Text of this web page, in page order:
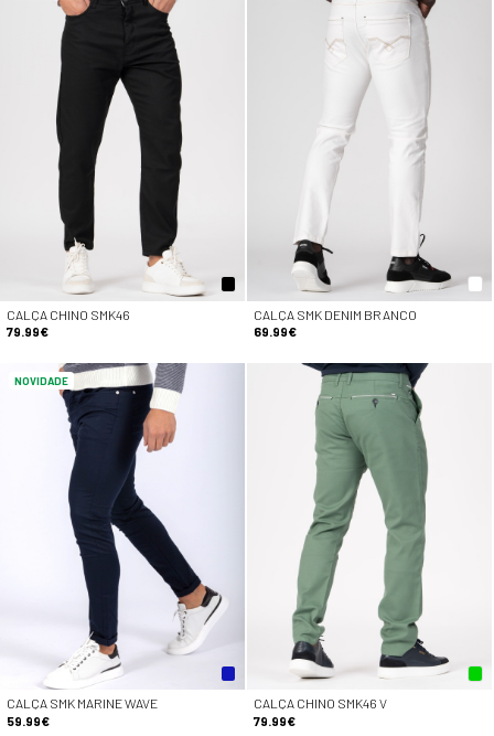
CALÇA CHINO SMK46
79.99€
CALÇA SMK DENIM BRANCO
69.99€
NOVIDADE
CALÇA SMK MARINE WAVE
59.99€
CALÇA CHINO SMK46 V
79.99€